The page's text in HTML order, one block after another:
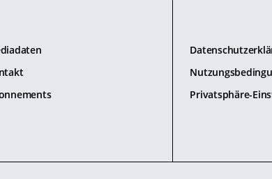
Privatsphäre-